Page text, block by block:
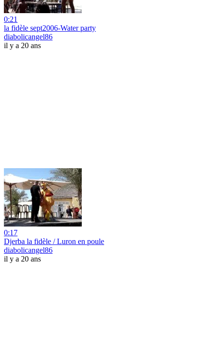
0:21
la fidèle sept2006-Water party
diabolicangel86
il y a 20 ans
0:17
Djerba la fidèle / Luron en poule
diabolicangel86
il y a 20 ans